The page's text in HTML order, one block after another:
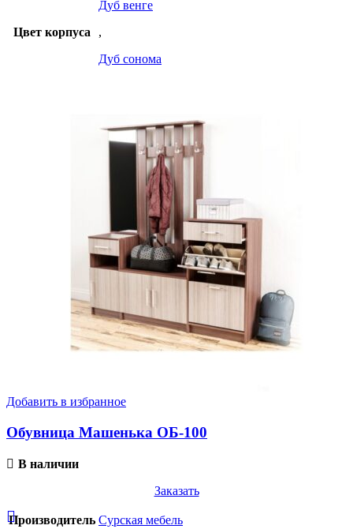
Цвет корпуса
Дуб венге
,
Дуб сонома
Добавить в избранное
Обувница Машенька ОБ-100
В наличии
Заказать
Производитель Сурская мебель